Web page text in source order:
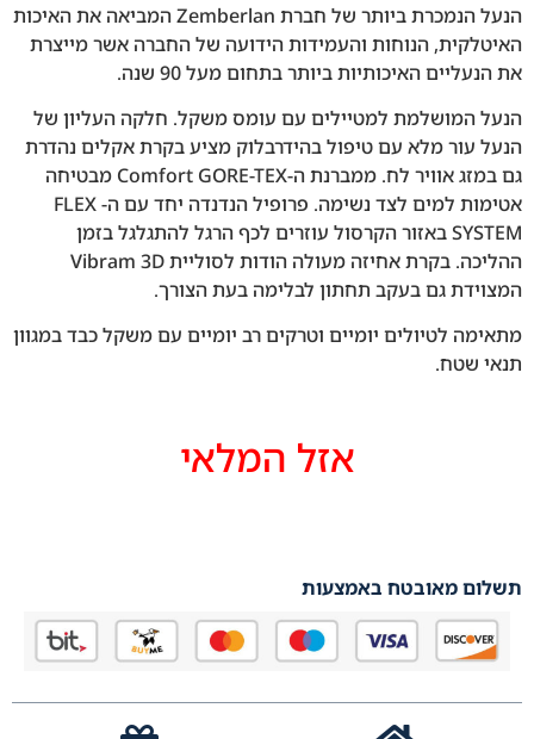
הנעל הנמכרת ביותר של חברת Zemberlan המביאה את האיכות
האיטלקית, הנוחות והעמידות הידועה של החברה אשר מייצרת
את הנעליים האיכותיות ביותר בתחום מעל 90 שנה.
הנעל המושלמת למטיילים עם עומס משקל. חלקה העליון של
הנעל עור מלא עם טיפול בהידרבלוק מציע בקרת אקלים נהדרת
גם במזג אוויר לח. ממברנת ה-Comfort GORE-TEX מבטיחה
אטימות למים לצד נשימה. פרופיל הנדנדה יחד עם ה- FLEX
SYSTEM באזור הקרסול עוזרים לכף הרגל להתגלגל בזמן
ההליכה. בקרת אחיזה מעולה הודות לסוליית Vibram 3D
המצוידת גם בעקב תחתון לבלימה בעת הצורך.
מתאימה לטיולים יומיים וטרקים רב יומיים עם משקל כבד במגוון
תנאי שטח.
אזל המלאי
תשלום מאובטח באמצעות